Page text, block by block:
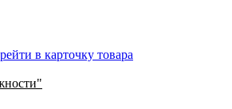
в карточку товара